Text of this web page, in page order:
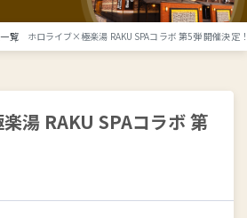
覧 ホロライブ×極楽湯 RAKU SPAコラボ 第5弾 開催決定
湯 RAKU SPAコラボ 第